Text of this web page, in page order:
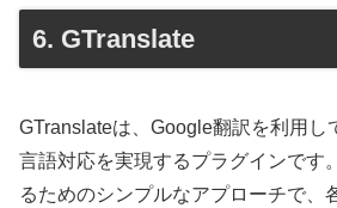
6. GTranslate
GTranslateは、Google翻訳を利用し
言語対応を実現するプラグインです
るためのシンプルなアプローチで、